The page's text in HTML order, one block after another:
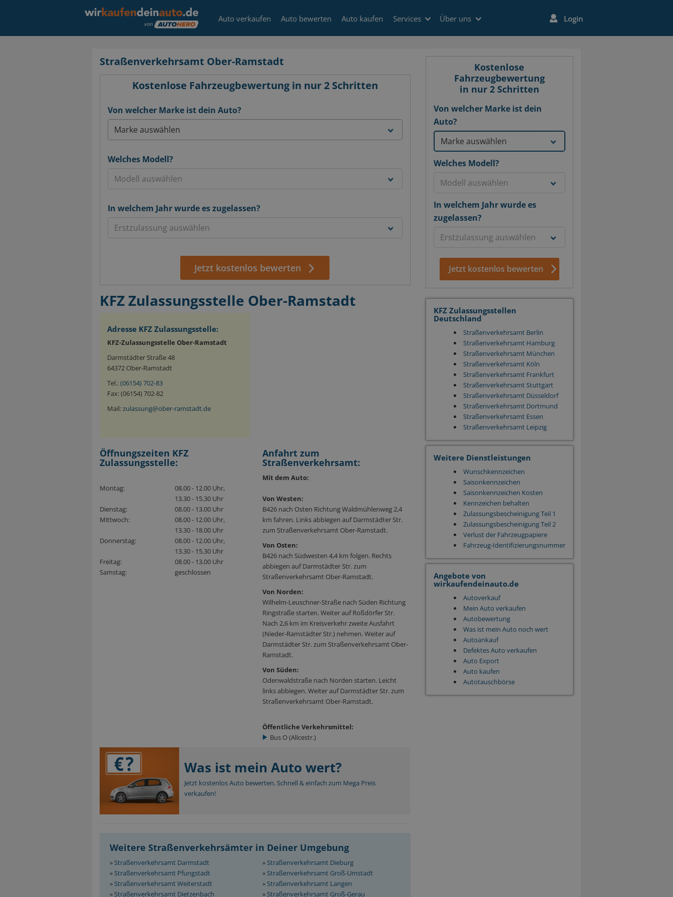
Auto verkaufen Auto bewerten Auto kaufen Services Über uns Login
Straßenverkehrsamt Ober-Ramstadt
Kostenlose Fahrzeugbewertung in nur 2 Schritten
Von welcher Marke ist dein Auto?
Welches Modell?
In welchem Jahr wurde es zugelassen?
Jetzt kostenlos bewerten
KFZ Zulassungsstelle Ober-Ramstadt
Adresse KFZ Zulassungsstelle:
KFZ-Zulassungsstelle Ober-Ramstadt
Darmstädter Straße 48
64372 Ober-Ramstadt
Tel.:(06154) 702-83
Fax: (06154) 702-82
Mail:zulassung@ober-ramstadt.de
Öffnungszeiten KFZ
Zulassungsstelle:
Montag:
08.00 - 12.00 Uhr,
13.30 - 15.30 Uhr
Dienstag:
08.00 - 13.00 Uhr
Mittwoch:
08.00 - 12.00 Uhr,
13.30 - 18.00 Uhr
Donnerstag:
08.00 - 12.00 Uhr,
13.30 - 15.30 Uhr
Freitag:
08.00 - 13.00 Uhr
Samstag:
geschlossen
Anfahrt zum
Straßenverkehrsamt:
Mit dem Auto:
Von Westen:
B426 nach Osten Richtung Waldmühlenweg 2,4
km fahren. Links abbiegen auf Darmstädter Str.
zum Straßenverkehrsamt Ober-Ramstadt.
Von Osten:
B426 nach Südwesten 4,4 km folgen. Rechts
abbiegen auf Darmstädter Str. zum
Straßenverkehrsamt Ober-Ramstadt.
Von Norden:
Wilhelm-Leuschner-Straße nach Süden Richtung
Ringstraße starten. Weiter auf Roßdörfer Str.
Nach 2,6 km im Kreisverkehr zweite Ausfahrt
(Nieder-Ramstädter Str.) nehmen. Weiter auf
Darmstädter Str. zum Straßenverkehrsamt Ober-
Ramstadt.
Von Süden:
Odenwaldstraße nach Norden starten. Leicht
links abbiegen. Weiter auf Darmstädter Str. zum
Straßenverkehrsamt Ober-Ramstadt.
Öffentliche Verkehrsmittel:
Bus O (Alicestr.)
Was ist mein Auto wert?
Jetzt kostenlos Auto bewerten. Schnell & einfach zum Mega Preis
verkaufen!
Weitere Straßenverkehrsämter in Deiner Umgebung
» Straßenverkehrsamt Darmstadt » Straßenverkehrsamt Dieburg
» Straßenverkehrsamt Pfungstadt » Straßenverkehrsamt Groß-Umstadt
» Straßenverkehrsamt Weiterstadt » Straßenverkehrsamt Langen
» Straßenverkehrsamt Dietzenbach » Straßenverkehrsamt Groß-Gerau
Kostenlose
Fahrzeugbewertung
in nur 2 Schritten
Von welcher Marke ist dein
Auto?
Welches Modell?
In welchem Jahr wurde es
zugelassen?
Jetzt kostenlos bewerten
KFZ Zulassungsstellen
Deutschland
Straßenverkehrsamt Berlin
Straßenverkehrsamt Hamburg
Straßenverkehrsamt München
Straßenverkehrsamt Köln
Straßenverkehrsamt Frankfurt
Straßenverkehrsamt Stuttgart
Straßenverkehrsamt Düsseldorf
Straßenverkehrsamt Dortmund
Straßenverkehrsamt Essen
Straßenverkehrsamt Leipzig
Weitere Dienstleistungen
Wunschkennzeichen
Saisonkennzeichen
Saisonkennzeichen Kosten
Kennzeichen behalten
Zulassungsbescheinigung Teil 1
Zulassungsbescheinigung Teil 2
Verlust der Fahrzeugpapiere
Fahrzeug-Identifizierungsnummer
Angebote von
wirkaufendeinauto.de
Autoverkauf
Mein Auto verkaufen
Autobewertung
Was ist mein Auto noch wert
Autoankauf
Defektes Auto verkaufen
Auto Export
Auto kaufen
Autotauschbörse